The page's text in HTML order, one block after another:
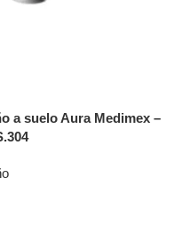
a suelo Aura Medimex –